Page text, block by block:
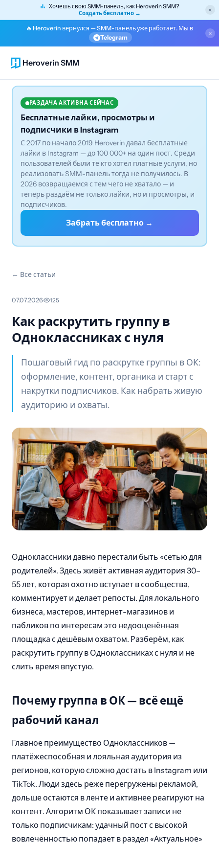
Хочешь свою SMM-панель, как Heroverin SMM?
Создать бесплатно →
×
🔥 Heroverin вернулся — SMM-панель уже работает. Мы в
Telegram
×
Heroverin SMM
РАЗДАЧА АКТИВНА СЕЙЧАС
Бесплатные лайки, просмотры и
подписчики в Instagram
С 2017 по начало 2019 Heroverin давал бесплатные
лайки в Instagram — до 100 000+ на один пост. Среди
пользователей были те кто хотел платные услуги, но
реализовать SMM-панель тогда не получилось. В
2026 возвращаемся с тем чего не хватало — и
теперь раздаём не только лайки, но и просмотры, и
подписчиков.
Забрать бесплатно →
← Все статьи
07.07.2026· 125
Как раскрутить группу в
Одноклассниках с нуля
Пошаговый гид по раскрутке группы в ОК:
оформление, контент, органика и старт с
накрутки подписчиков. Как набрать живую
аудиторию и охваты.
Одноклассники давно перестали быть «сетью для
родителей». Здесь живёт активная аудитория 30–
55 лет, которая охотно вступает в сообщества,
комментирует и делает репосты. Для локального
бизнеса, мастеров, интернет-магазинов и
пабликов по интересам это недооценённая
площадка с дешёвым охватом. Разберём, как
раскрутить группу в Одноклассниках с нуля и не
слить время впустую.
Почему группа в ОК — всё ещё
рабочий канал
Главное преимущество Одноклассников —
платёжеспособная и лояльная аудитория из
регионов, которую сложно достать в Instagram или
TikTok. Люди здесь реже перегружены рекламой,
дольше остаются в ленте и активнее реагируют на
контент. Алгоритм ОК показывает записи не
только подписчикам: удачный пост с высокой
вовлечённостью попадает в раздел «Актуальное»